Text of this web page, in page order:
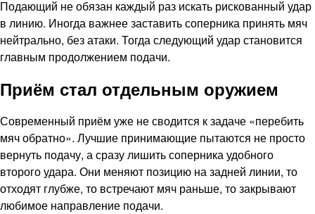
Подающий не обязан каждый раз искать рискованный удар
в линию. Иногда важнее заставить соперника принять мяч
нейтрально, без атаки. Тогда следующий удар становится
главным продолжением подачи.
Приём стал отдельным оружием
Современный приём уже не сводится к задаче «перебить
мяч обратно». Лучшие принимающие пытаются не просто
вернуть подачу, а сразу лишить соперника удобного
второго удара. Они меняют позицию на задней линии, то
отходят глубже, то встречают мяч раньше, то закрывают
любимое направление подачи.